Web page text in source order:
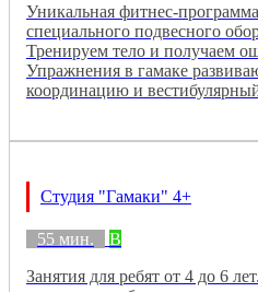
Уникальная фитнес-
специального подвесного
Тренируем тело и получаем
Упражнения в гамаке
координацию и
Студия "Гамаки" 4+
55 мин.
B
Занятия для ребят от 4 до 6